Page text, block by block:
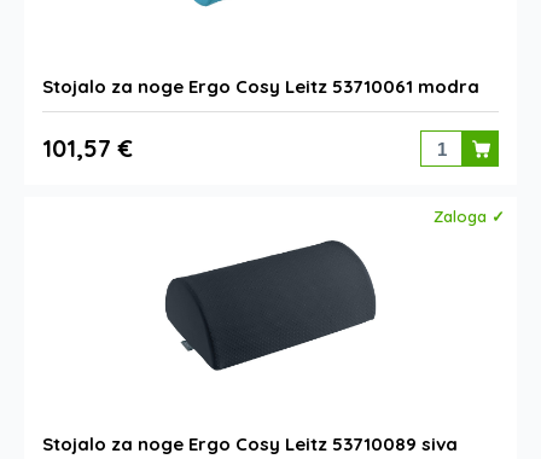
Stojalo za noge Ergo Cosy Leitz 53710061 modra
101,57 €
Zaloga ✓
Stojalo za noge Ergo Cosy Leitz 53710089 siva